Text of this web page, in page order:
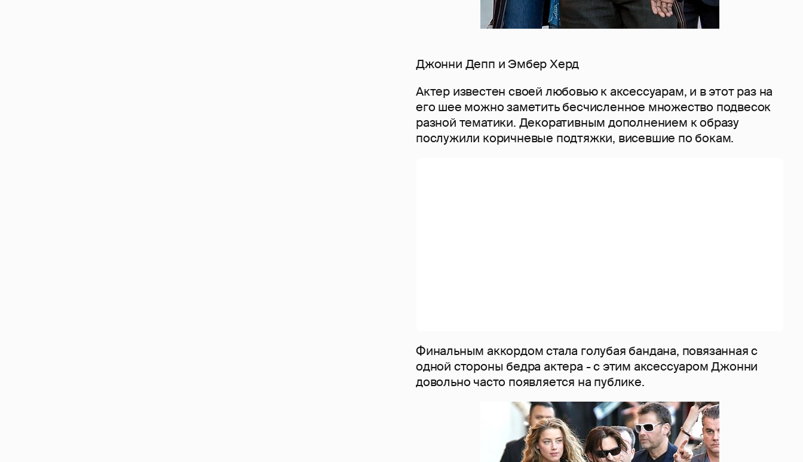
Джонни Депп и Эмбер Херд
Актер известен своей любовью к аксессуарам, и в этот раз на
его шее можно заметить бесчисленное множество подвесок
разной тематики. Декоративным дополнением к образу
послужили коричневые подтяжки, висевшие по бокам.
Финальным аккордом стала голубая бандана, повязанная с
одной стороны бедра актера - с этим аксессуаром Джонни
довольно часто появляется на публике.